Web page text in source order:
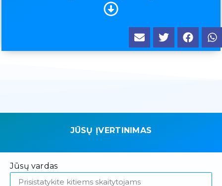
JŪSŲ ĮVERTINIMAS
Jūsų vardas